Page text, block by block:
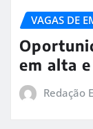
VAGAS DE
em alta
Redação